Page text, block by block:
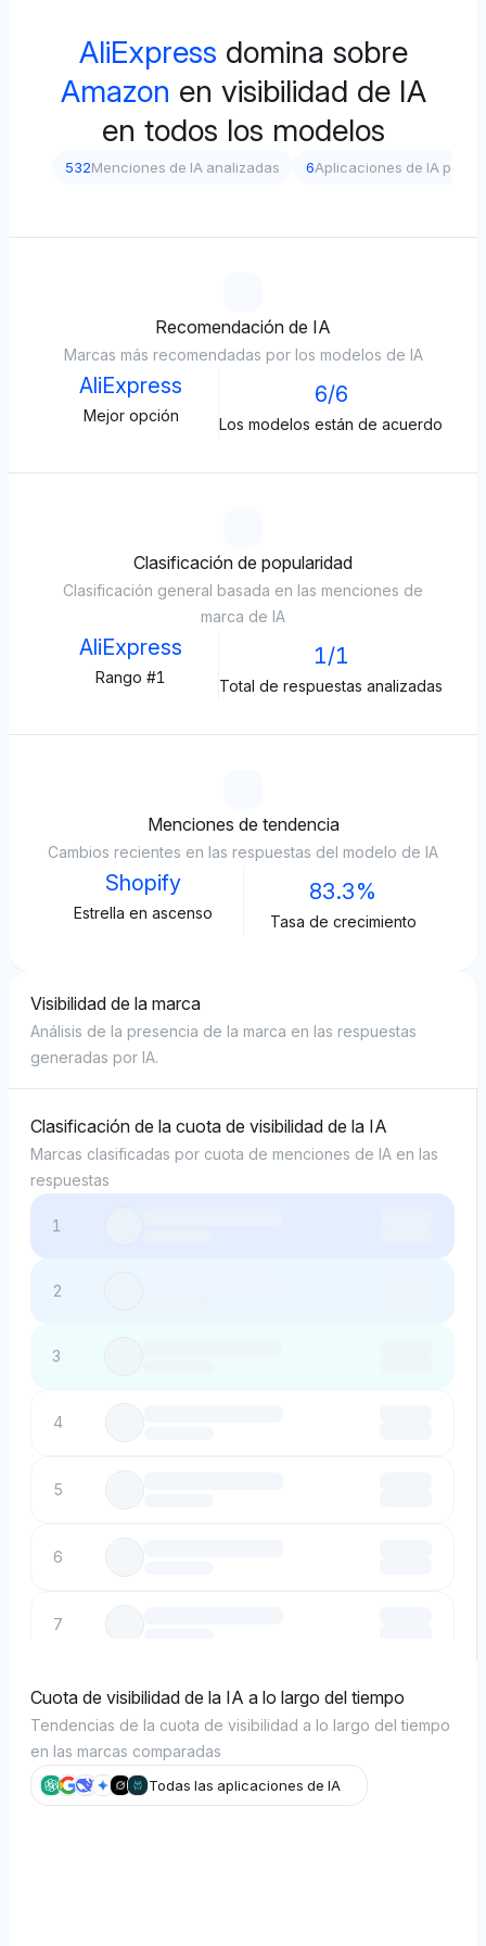
AliExpress domina sobre
Amazon en visibilidad de IA
en todos los modelos
532Menciones de IA analizadas 6Aplicaciones de IA
Recomendación de IA
Marcas más recomendadas por los modelos de IA
AliExpress
Mejor opción
6/6
Los modelos están de acuerdo
Clasificación de popularidad
Clasificación general basada en las menciones de
marca de IA
AliExpress
Rango #1
1/1
Total de respuestas analizadas
Menciones de tendencia
Cambios recientes en las respuestas del modelo de IA
Shopify
Estrella en ascenso
83.3%
Tasa de crecimiento
Visibilidad de la marca
Análisis de la presencia de la marca en las respuestas
generadas por IA.
Clasificación de la cuota de visibilidad de la IA
Marcas clasificadas por cuota de menciones de IA en las
respuestas
1
2
3
4
5
6
7
8
9
Cuota de visibilidad de la IA a lo largo del tiempo
Tendencias de la cuota de visibilidad a lo largo del tiempo
en las marcas comparadas
Todas las aplicaciones de IA